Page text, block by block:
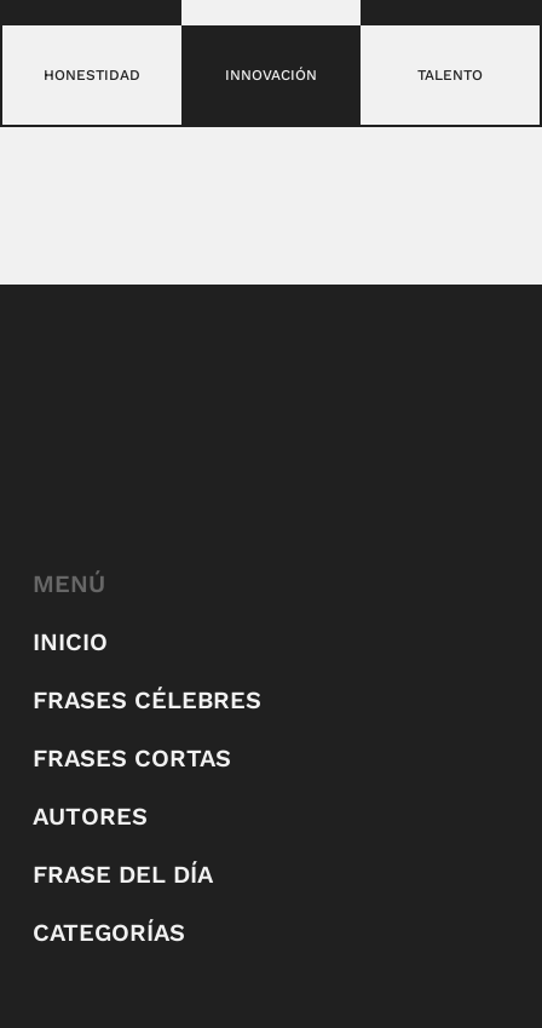
HONESTIDAD INNOVACIÓN TALENTO
MENÚ
INICIO
FRASES CÉLEBRES
FRASES CORTAS
AUTORES
FRASE DEL DÍA
CATEGORÍAS